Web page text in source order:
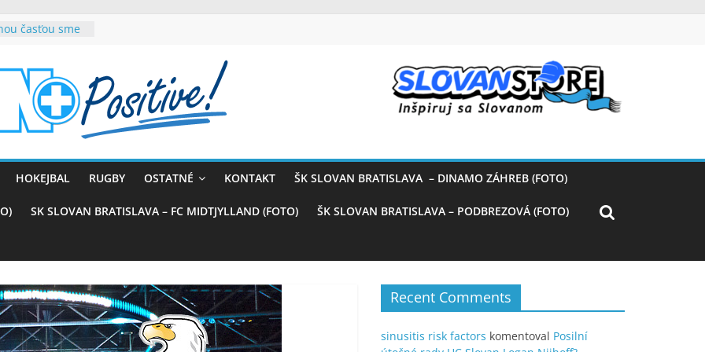
časťou sme
tímového
prvenstvo
nad
HOKEJBAL RUGBY OSTATNÉ KONTAKT ŠK SLOVAN BRATISLAVA – DINAMO ZÁHREB (FOTO)
SK SLOVAN BRATISLAVA – FC MIDTJYLLAND (FOTO) ŠK SLOVAN BRATISLAVA – PODBREZOVÁ (FOTO)
Recent Comments
sinusitis risk factors komentoval Posilní